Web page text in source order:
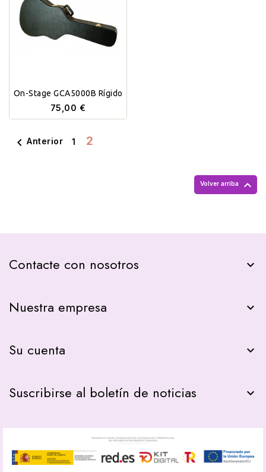
On-Stage GCA5000B Rígido
75,00 €
 Anterior 1 2
Volver arriba 
Contacte con nosotros keyboard_arrow_down
Nuestra empresa 
Su cuenta 
Suscribirse al boletín de noticias 